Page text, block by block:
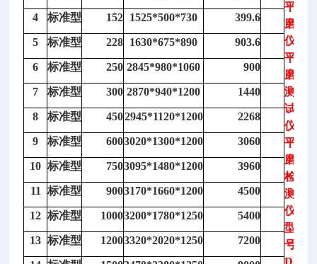
4 标准型 152 1525*500*730 399.6
5 标准型 228 1630*675*890 903.6
6 标准型 250 2845*980*1060 900
7 标准型 300 2870*940*1200 1440
8 标准型 4502945*1120*1200 2268
9 标准型 6003020*1300*1200 3060
10 标准型 7503095*1480*1200 3960
11 标准型 9003170*1660*1200 4500
12 标准型 10003200*1780*1250 5400
13 标准型 12003320*2020*1250 7200
平
磨
仪/
平
磨
测
试
仪/
平
磨
检
测
仪
型
号：